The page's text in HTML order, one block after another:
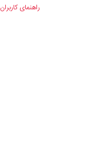
راهنمای کاربران